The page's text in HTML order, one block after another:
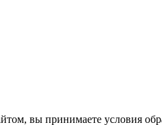
вы принимаете условия